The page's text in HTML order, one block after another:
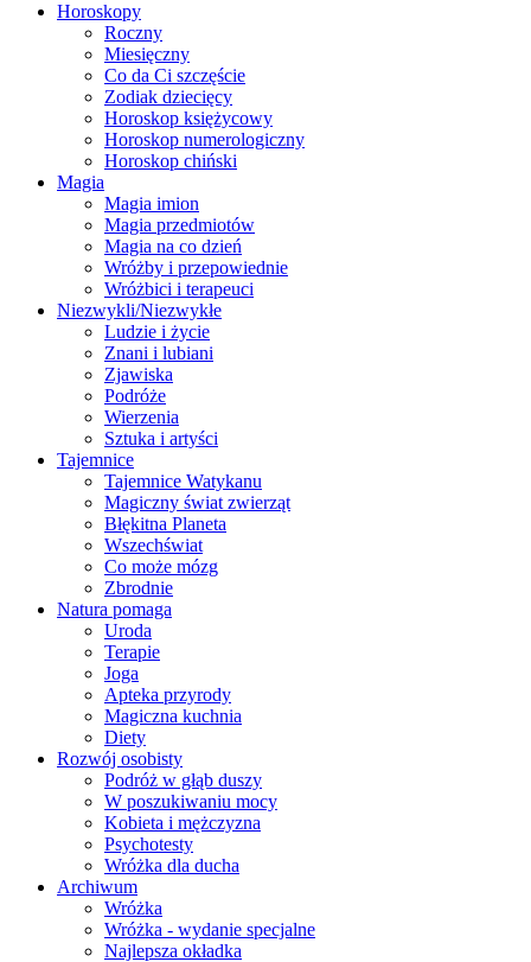
Horoskopy
Roczny
Miesięczny
Co da Ci szczęście
Zodiak dziecięcy
Horoskop księżycowy
Horoskop numerologiczny
Horoskop chiński
Magia
Magia imion
Magia przedmiotów
Magia na co dzień
Wróżby i przepowiednie
Wróżbici i terapeuci
Niezwykli/Niezwykłe
Ludzie i życie
Znani i lubiani
Zjawiska
Podróże
Wierzenia
Sztuka i artyści
Tajemnice
Tajemnice Watykanu
Magiczny świat zwierząt
Błękitna Planeta
Wszechświat
Co może mózg
Zbrodnie
Natura pomaga
Uroda
Terapie
Joga
Apteka przyrody
Magiczna kuchnia
Diety
Rozwój osobisty
Podróż w głąb duszy
W poszukiwaniu mocy
Kobieta i mężczyzna
Psychotesty
Wróżka dla ducha
Archiwum
Wróżka
Wróżka - wydanie specjalne
Najlepsza okładka